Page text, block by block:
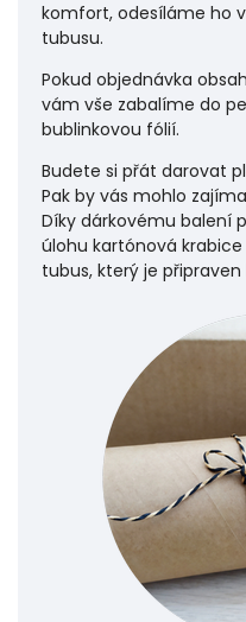
komfort, odesíláme ho
tubusu.
Pokud objednávka
vám vše zabalíme do
bublinkovou fólií.
Budete si přát darovat
Pak by vás mohlo
Díky dárkovému balení
úlohu kartónová
tubus, který je